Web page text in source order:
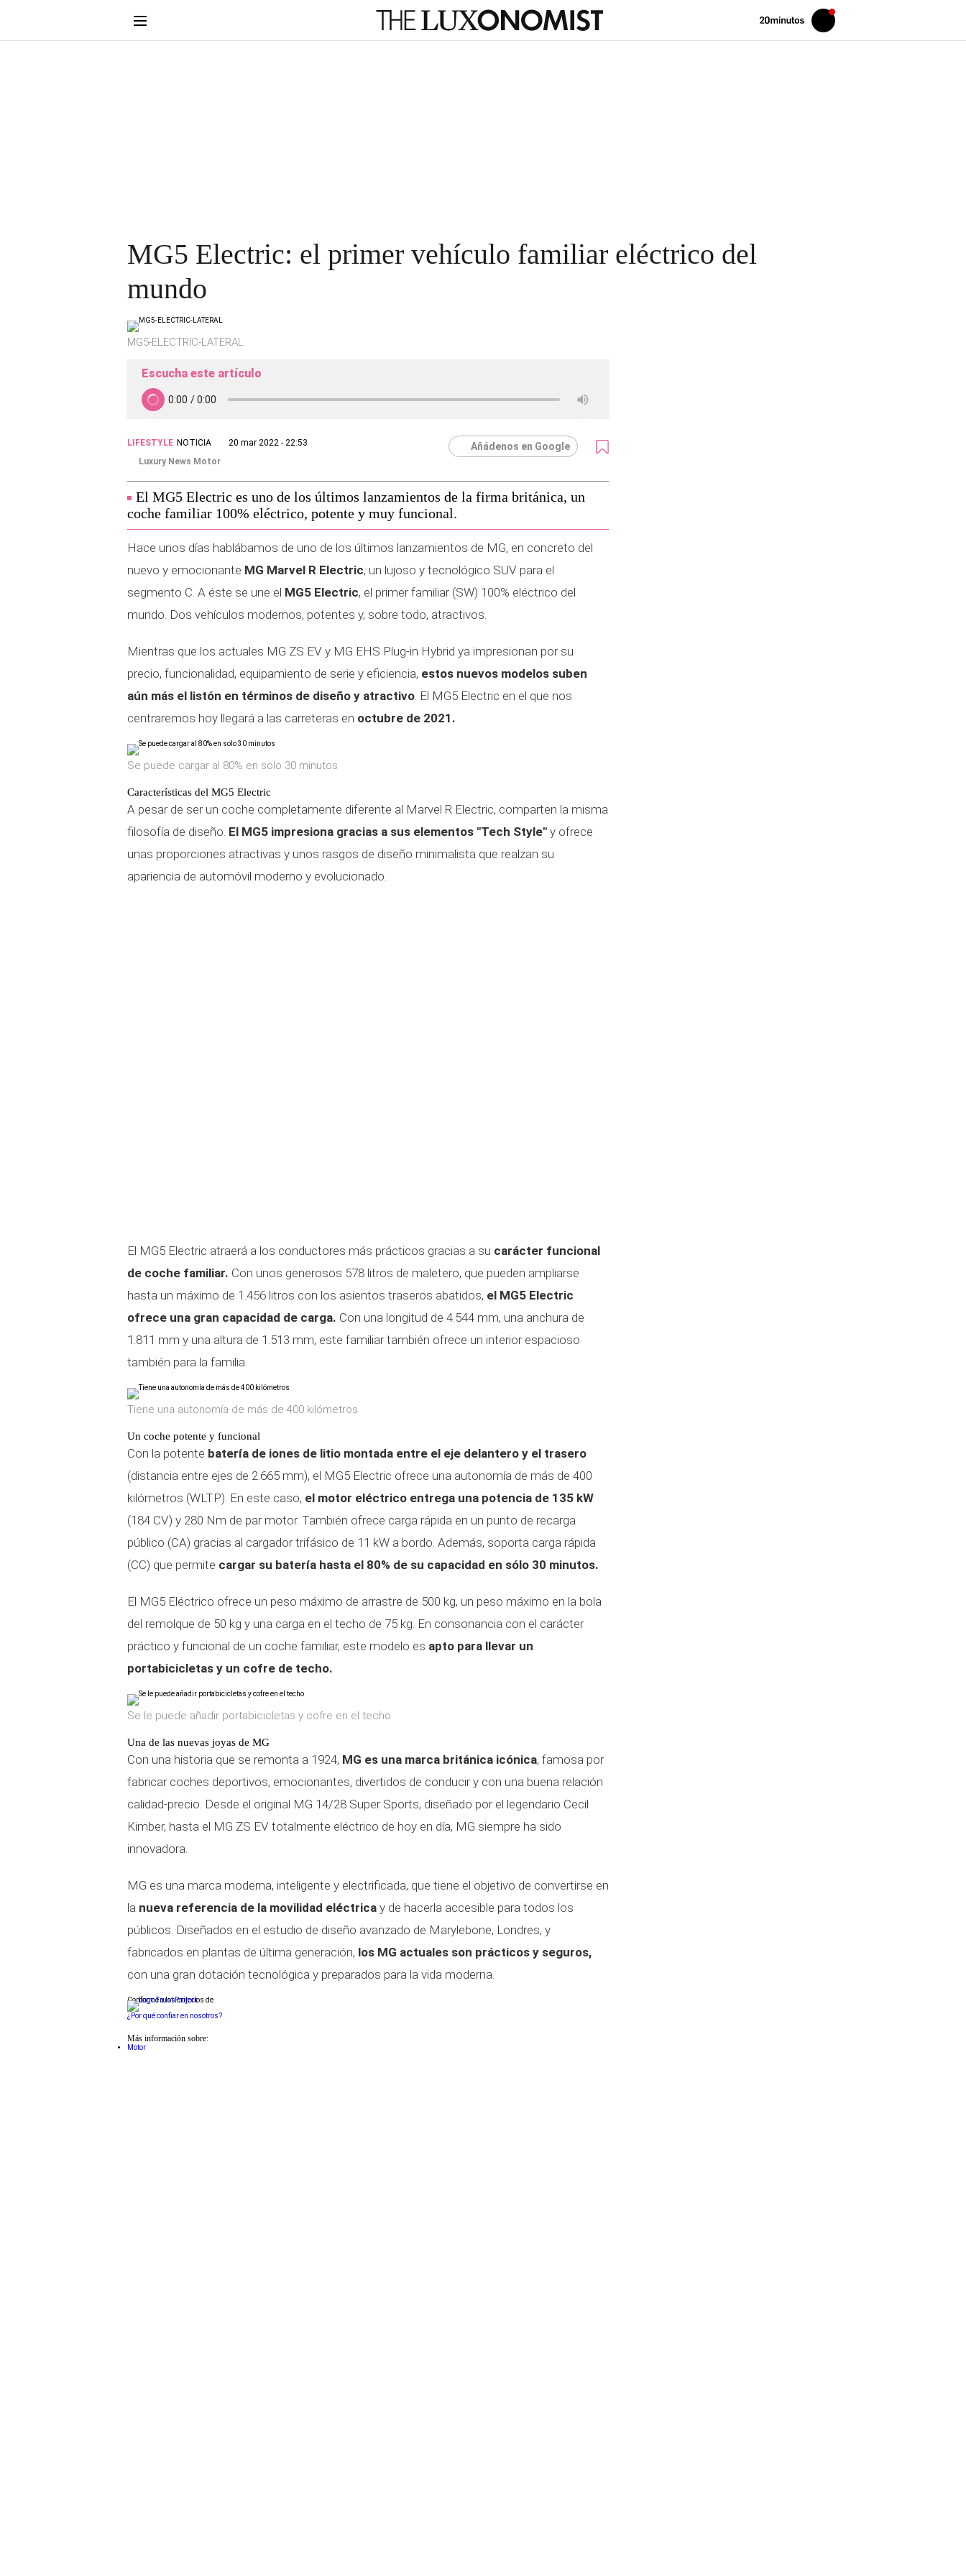
Volver
Iniciar
sesión
MG5 Electric: el primer vehículo familiar eléctrico del
mundo
MG5-ELECTRIC-LATERAL
Escucha este artículo
LIFESTYLE NOTICIA
20 mar 2022 - 22:53
Luxury News Motor
Añádenos en Google
El MG5 Electric es uno de los últimos lanzamientos de la firma británica, un
coche familiar 100% eléctrico, potente y muy funcional.
Hace unos días hablábamos de uno de los últimos lanzamientos de MG, en concreto del
nuevo y emocionante MG Marvel R Electric, un lujoso y tecnológico SUV para el
segmento C. A éste se une el MG5 Electric, el primer familiar (SW) 100% eléctrico del
mundo. Dos vehículos modernos, potentes y, sobre todo, atractivos.
Mientras que los actuales MG ZS EV y MG EHS Plug-in Hybrid ya impresionan por su
precio, funcionalidad, equipamiento de serie y eficiencia, estos nuevos modelos suben
aún más el listón en términos de diseño y atractivo. El MG5 Electric en el que nos
centraremos hoy llegará a las carreteras en octubre de 2021.
Se puede cargar al 80% en solo 30 minutos
Características del MG5 Electric
A pesar de ser un coche completamente diferente al Marvel R Electric, comparten la misma
filosofía de diseño. El MG5 impresiona gracias a sus elementos "Tech Style" y ofrece
unas proporciones atractivas y unos rasgos de diseño minimalista que realzan su
apariencia de automóvil moderno y evolucionado.
El MG5 Electric atraerá a los conductores más prácticos gracias a su carácter funcional
de coche familiar. Con unos generosos 578 litros de maletero, que pueden ampliarse
hasta un máximo de 1.456 litros con los asientos traseros abatidos, el MG5 Electric
ofrece una gran capacidad de carga. Con una longitud de 4.544 mm, una anchura de
1.811 mm y una altura de 1.513 mm, este familiar también ofrece un interior espacioso
también para la familia.
Tiene una autonomía de más de 400 kilómetros
Un coche potente y funcional
Con la potente batería de iones de litio montada entre el eje delantero y el trasero
(distancia entre ejes de 2.665 mm), el MG5 Electric ofrece una autonomía de más de 400
kilómetros (WLTP). En este caso, el motor eléctrico entrega una potencia de 135 kW
(184 CV) y 280 Nm de par motor. También ofrece carga rápida en un punto de recarga
público (CA) gracias al cargador trifásico de 11 kW a bordo. Además, soporta carga rápida
(CC) que permite cargar su batería hasta el 80% de su capacidad en sólo 30 minutos.
El MG5 Eléctrico ofrece un peso máximo de arrastre de 500 kg, un peso máximo en la bola
del remolque de 50 kg y una carga en el techo de 75 kg. En consonancia con el carácter
práctico y funcional de un coche familiar, este modelo es apto para llevar un
portabicicletas y un cofre de techo.
Se le puede añadir portabicicletas y cofre en el techo
Una de las nuevas joyas de MG
Con una historia que se remonta a 1924, MG es una marca británica icónica, famosa por
fabricar coches deportivos, emocionantes, divertidos de conducir y con una buena relación
calidad-precio. Desde el original MG 14/28 Super Sports, diseñado por el legendario Cecil
Kimber, hasta el MG ZS EV totalmente eléctrico de hoy en día, MG siempre ha sido
innovadora.
MG es una marca moderna, inteligente y electrificada, que tiene el objetivo de convertirse en
la nueva referencia de la movilidad eléctrica y de hacerla accesible para todos los
públicos. Diseñados en el estudio de diseño avanzado de Marylebone, Londres, y
fabricados en plantas de última generación, los MG actuales son prácticos y seguros,
con una gran dotación tecnológica y preparados para la vida moderna.
Conforme a los criterios de
¿Por qué confiar en nosotros?
Más información sobre:
Motor